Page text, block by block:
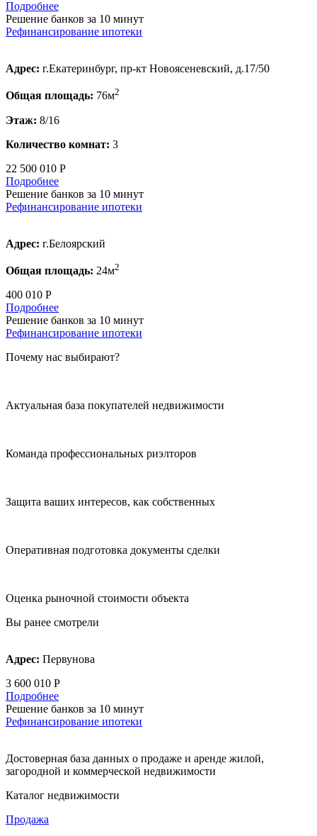
Подробнее
Решение банков за 10 минут
Рефинансирование ипотеки
Адрес: г.Екатеринбург, пр-кт Новоясеневский, д.17/50
Общая площадь: 76м2
Этаж: 8/16
Количество комнат: 3
22 500 010 Р
Подробнее
Решение банков за 10 минут
Рефинансирование ипотеки
Адрес: г.Белоярский
Общая площадь: 24м2
400 010 Р
Подробнее
Решение банков за 10 минут
Рефинансирование ипотеки
Почему нас выбирают?
Актуальная база покупателей недвижимости
Команда профессиональных риэлторов
Защита ваших интересов, как собственных
Оперативная подготовка документы сделки
Оценка рыночной стоимости объекта
Вы ранее смотрели
Адрес: Первунова
3 600 010 Р
Подробнее
Решение банков за 10 минут
Рефинансирование ипотеки
Достоверная база данных о продаже и аренде жилой,
загородной и коммерческой недвижимости
Каталог недвижимости
Продажа